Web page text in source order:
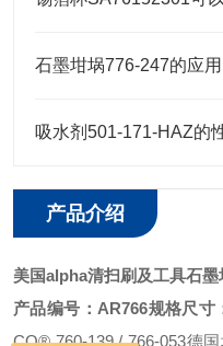
石墨坩埚776-247的应用
吸水剂501-171-HAZ的
产品介绍
美国alpha清扫刷及工具石墨
产品编号：AR766规格尺寸
CO® 760-139 / 766-053德